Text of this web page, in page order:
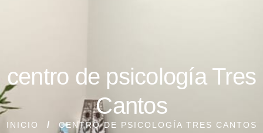
centro de psicología Tres
Cantos
INICIO CENTRO DE PSICOLOGÍA TRES CANTOS